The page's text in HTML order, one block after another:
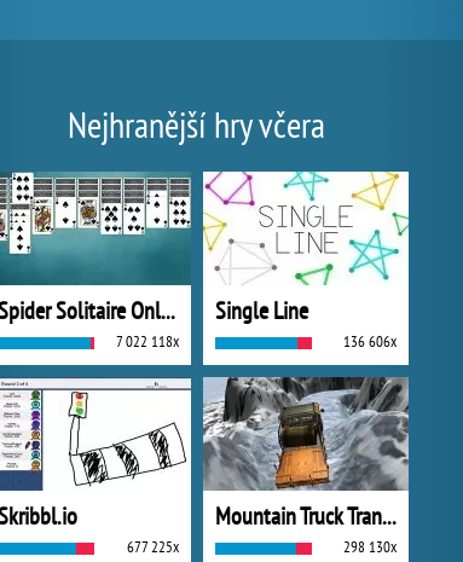
Nejhranější hry včera
Spider Solitaire Online
7 022 118x
Single Line
136 606x
677 225x
Mountain Truck Transport
298 130x